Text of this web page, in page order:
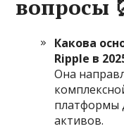
вопросы
Какова
Ripple в
Она
платформы
активов.